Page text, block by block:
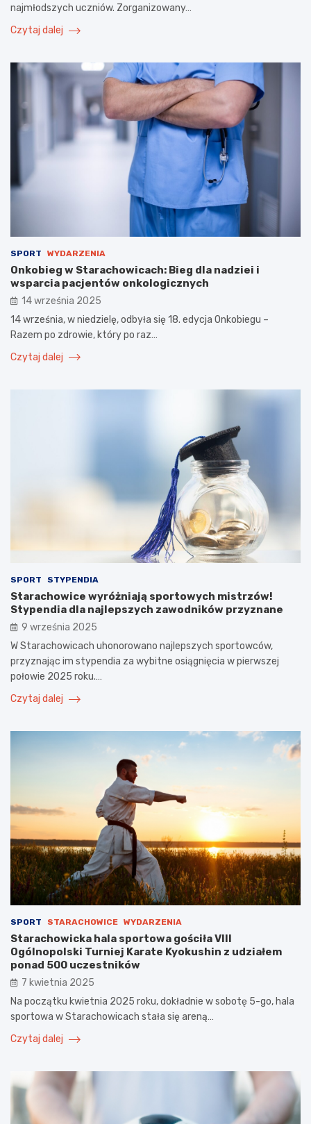
najmłodszych uczniów. Zorganizowany…
Czytaj dalej
SPORT WYDARZENIA
Onkobieg w Starachowicach: Bieg dla nadziei i
wsparcia pacjentów onkologicznych
14 września 2025
14 września, w niedzielę, odbyła się 18. edycja Onkobiegu –
Razem po zdrowie, który po raz…
Czytaj dalej
SPORT STYPENDIA
Starachowice wyróżniają sportowych mistrzów!
Stypendia dla najlepszych zawodników przyznane
9 września 2025
W Starachowicach uhonorowano najlepszych sportowców,
przyznając im stypendia za wybitne osiągnięcia w pierwszej
połowie 2025 roku.…
Czytaj dalej
SPORT STARACHOWICE WYDARZENIA
Starachowicka hala sportowa gościła VIII
Ogólnopolski Turniej Karate Kyokushin z udziałem
ponad 500 uczestników
7 kwietnia 2025
Na początku kwietnia 2025 roku, dokładnie w sobotę 5-go, hala
sportowa w Starachowicach stała się areną…
Czytaj dalej